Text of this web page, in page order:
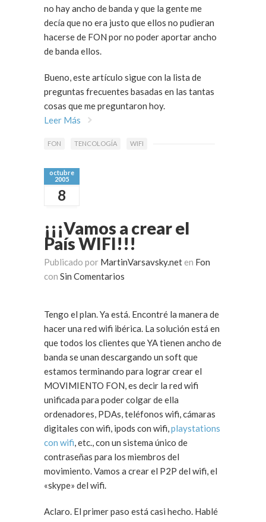
no hay ancho de banda y que la gente me
decía que no era justo que ellos no pudieran
hacerse de FON por no poder aportar ancho
de banda ellos.
Bueno, este artículo sigue con la lista de
preguntas frecuentes basadas en las tantas
cosas que me preguntaron hoy.
Leer Más
FON TENCOLOGÍA WIFI
octubre
2005
8
¡¡¡Vamos a crear el
País WIFI!!!
Publicado por MartinVarsavsky.net en Fon
con Sin Comentarios
Tengo el plan. Ya está. Encontré la manera de
hacer una red wifi ibérica. La solución está en
que todos los clientes que YA tienen ancho de
banda se unan descargando un soft que
estamos terminando para lograr crear el
MOVIMIENTO FON, es decir la red wifi
unificada para poder colgar de ella
ordenadores, PDAs, teléfonos wifi, cámaras
digitales con wifi, ipods con wifi,playstations
con wifi, etc., con un sistema único de
contraseñas para los miembros del
movimiento. Vamos a crear el P2P del wifi, el
«skype» del wifi.
Aclaro. El primer paso está casi hecho. Hablé